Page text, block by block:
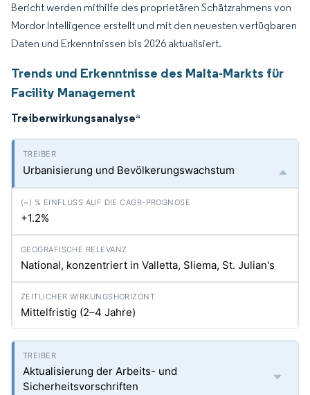
Bericht werden mithilfe des proprietären Schätzrahmens von
Mordor Intelligence erstellt und mit den neuesten verfügbaren
Daten und Erkenntnissen bis 2026 aktualisiert.
Trends und Erkenntnisse des Malta-Markts für
Facility Management
Treiberwirkungsanalyse*
Urbanisierung und Bevölkerungswachstum
+1.2%
National, konzentriert in Valletta, Sliema, St. Julian's
Mittelfristig (2–4 Jahre)
Aktualisierung der Arbeits- und
Sicherheitsvorschriften